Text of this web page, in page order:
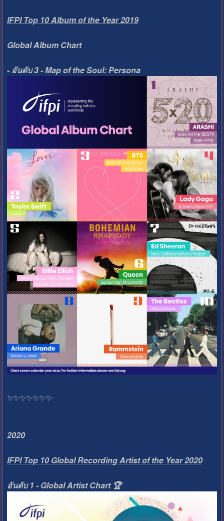
IFPI Top 10 Album of the Year 2019
Global Album Chart
- อันดับ 3 - Map of the Soul: Persona
✨️✨️✨️✨️✨️✨️✨️
2020
IFPI Top 10 Global Recording Artist of the Year 2020
อันดับ 1 - Global Artist Chart 🏆